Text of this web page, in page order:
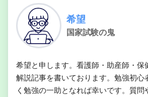
希望
国家試験の鬼
希望と申します。看護師・助産師・保
解説記事を書いております。勉強初心
く勉強の一助となれば幸いです。質問